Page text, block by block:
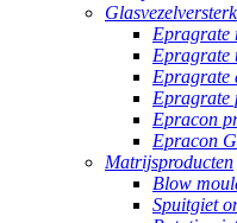
Epragrate
Epragrate
Epragrate
Epragrate
Epracon
Epracon
Matrijsproducten
Blow
Spuitgiet